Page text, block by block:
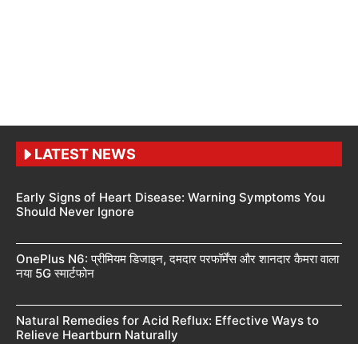
LATEST NEWS
Early Signs of Heart Disease: Warning Symptoms You
Should Never Ignore
OnePlus N6: प्रीमियम डिजाइन, दमदार परफॉर्मेंस और शानदार कैमरा वाला
नया 5G स्मार्टफोन
Natural Remedies for Acid Reflux: Effective Ways to
Relieve Heartburn Naturally